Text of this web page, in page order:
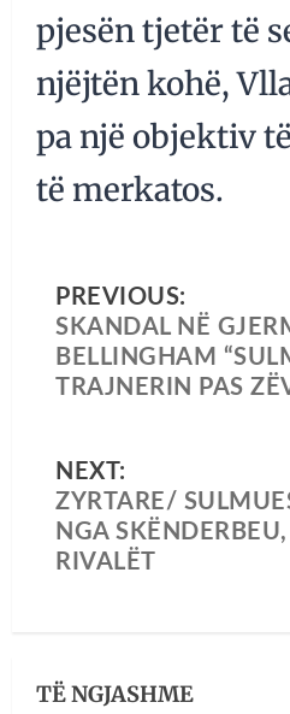
pjesën tjetër të
njëjtën kohë,
pa një objektiv
të merkatos.
PREVIOUS:
SKANDAL NË
BELLINGHAM
TRAJNERIN PAS
NEXT:
ZYRTARE/
NGA
RIVALËT
TË NGJASHME